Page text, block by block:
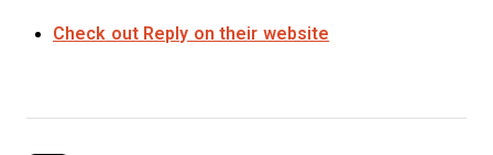
Check out Reply on their website